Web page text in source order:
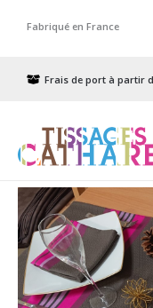
Fabriqué en France
Frais de port à partir